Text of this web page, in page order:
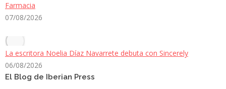
Farmacia
07/08/2026
La escritora Noelia Díaz Navarrete debuta con Sincerely
06/08/2026
El Blog de Iberian Press